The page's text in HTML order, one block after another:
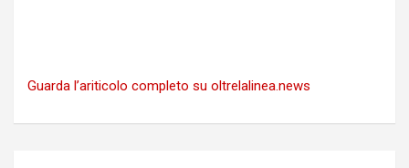
Guarda l’ariticolo completo su oltrelalinea.news